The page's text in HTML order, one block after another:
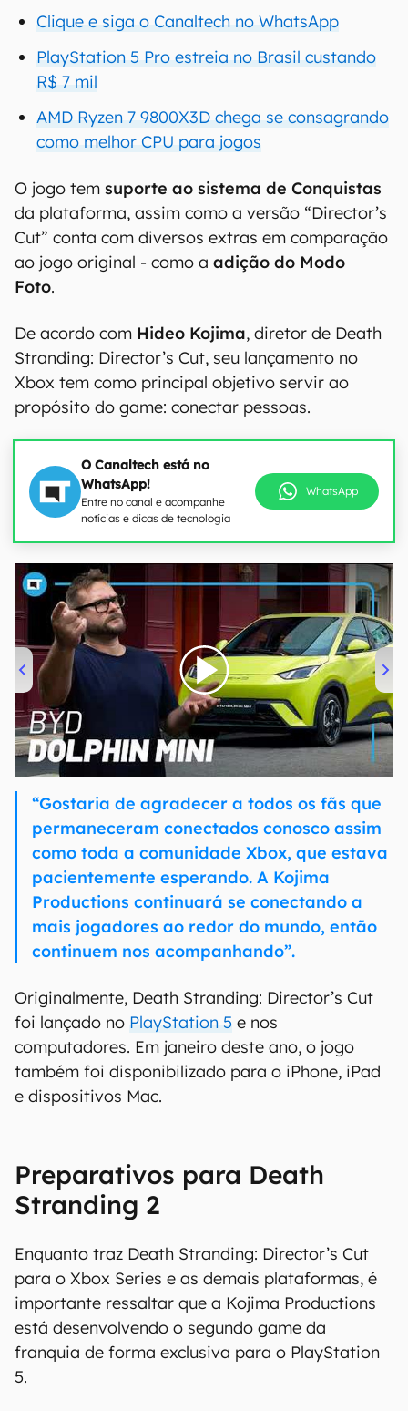
Clique e siga o Canaltech no WhatsApp
PlayStation 5 Pro estreia no Brasil custando
R$ 7 mil
AMD Ryzen 7 9800X3D chega se consagrando
como melhor CPU para jogos
O jogo tem suporte ao sistema de Conquistas
da plataforma, assim como a versão “Director’s
Cut” conta com diversos extras em comparação
ao jogo original - como a adição do Modo
Foto.
De acordo com Hideo Kojima, diretor de Death
Stranding: Director’s Cut, seu lançamento no
Xbox tem como principal objetivo servir ao
propósito do game: conectar pessoas.
O Canaltech está no
WhatsApp!
Entre no canal e acompanhe
notícias e dicas de tecnologia
WhatsApp
00:00/04:07
“Gostaria de agradecer a todos os fãs que
permaneceram conectados conosco assim
como toda a comunidade Xbox, que estava
pacientemente esperando. A Kojima
Productions continuará se conectando a
mais jogadores ao redor do mundo, então
continuem nos acompanhando”.
Originalmente, Death Stranding: Director’s Cut
foi lançado no PlayStation 5 e nos
computadores. Em janeiro deste ano, o jogo
também foi disponibilizado para o iPhone, iPad
e dispositivos Mac.
Preparativos para Death
Stranding 2
Enquanto traz Death Stranding: Director’s Cut
para o Xbox Series e as demais plataformas, é
importante ressaltar que a Kojima Productions
está desenvolvendo o segundo game da
franquia de forma exclusiva para o PlayStation
5.